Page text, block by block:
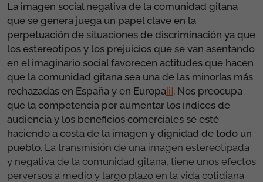
La imagen social negativa de la comunidad gitana
que se genera juega un papel clave en la
perpetuación de situaciones de discriminación ya que
los estereotipos y los prejuicios que se van asentando
en el imaginario social favorecen actitudes que hacen
que la comunidad gitana sea una de las minorías más
rechazadas en España y en Europa[i]. Nos preocupa
que la competencia por aumentar los índices de
audiencia y los beneficios comerciales se esté
haciendo a costa de la imagen y dignidad de todo un
pueblo. La transmisión de una imagen estereotipada
y negativa de la comunidad gitana, tiene unos efectos
perversos a medio y largo plazo en la vida cotidiana